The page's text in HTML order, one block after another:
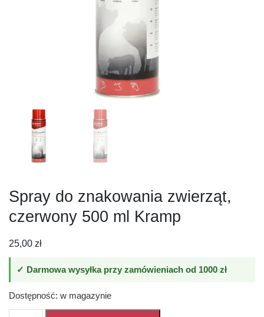
Spray do znakowania zwierząt,
czerwony 500 ml Kramp
25,00 zł
✓ Darmowa wysyłka przy zamówieniach od 1000 zł
Dostępność: w magazynie